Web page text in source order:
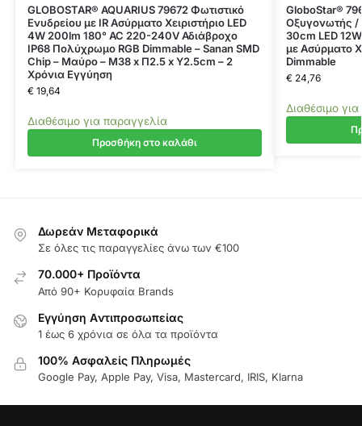
GLOBOSTAR® AQUARIUS 79672 Φωτιστικό
Ενυδρείου με IR Ασύρματο Χειριστήριο LED
4W 200lm 180° AC 220-240V Αδιάβροχο
IP68 Πολύχρωμο RGB Dimmable – Sanan SMD
Chip – Μαύρο – Μ38 x Π2.5 x Υ2.5cm – 2
Χρόνια Εγγύηση
€19,64
Διαθέσιμο για παραγγελία
Προσθήκη στο καλάθι
GloboStar®
Οξυγονωτής
30cm LED
με Ασύρματο
Dimmable
€24,76
Διαθέσιμο
Δωρεάν Μεταφορικά
Σε όλες τις παραγγελίες άνω των €100
70.000+ Προϊόντα
Από 90+ Κορυφαία Brands
Εγγύηση Aντιπροσωπείας
1 έως 6 χρόνια σε όλα τα προϊόντα
100% Ασφαλείς Πληρωμές
Google Pay, Apple Pay, Visa, Mastercard, IRIS, Klarna